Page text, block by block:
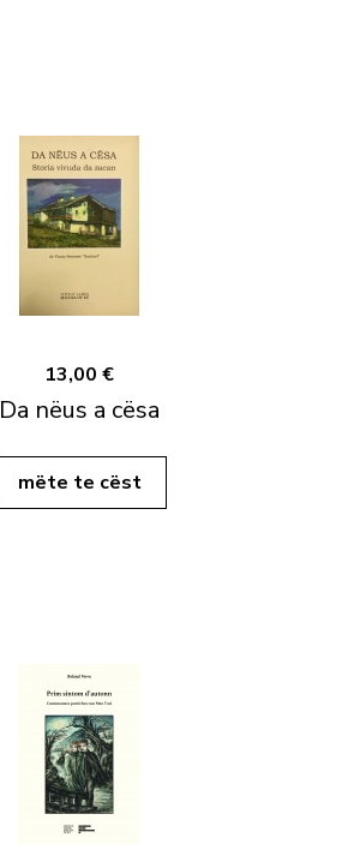
13,00 €
Da nëus a cësa
mëte te cëst